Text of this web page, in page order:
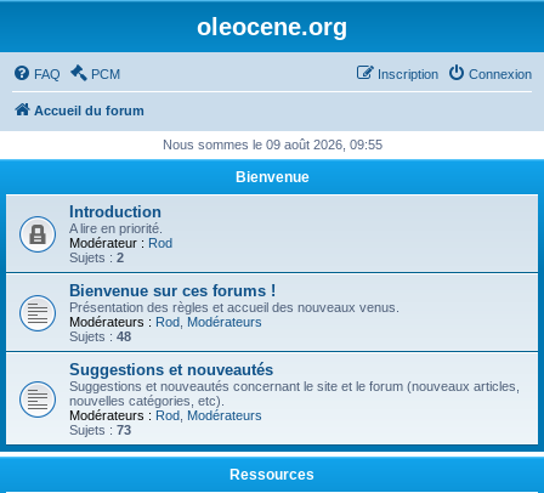
oleocene.org
FAQ PCM Connexion
Inscription
Accueil du forum
Nous sommes le 09 août 2026, 09:55
Bienvenue
Introduction
A lire en priorité.
Modérateur : Rod
Sujets : 2
Bienvenue sur ces forums !
Présentation des règles et accueil des nouveaux venus.
Modérateurs : Rod Modérateurs
Sujets : 48
Suggestions et nouveautés
Suggestions et nouveautés concernant le site et le forum (nouveaux articles,
nouvelles catégories, etc).
Modérateurs : Rod Modérateurs
Sujets : 73
Ressources